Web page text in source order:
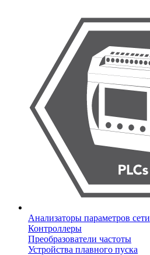
Анализаторы параметров сети
Контроллеры
Преобразователи частоты
Устройства плавного пуска